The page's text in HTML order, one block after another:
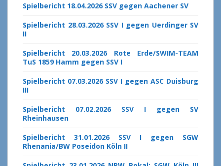
Spielbericht 18.04.2026 SSV gegen Aachener SV
Spielbericht 28.03.2026 SSV I gegen Uerdinger SV
II
Spielbericht 20.03.2026 Rote Erde/SWIM-TEAM
TuS 1859 Hamm gegen SSV I
Spielbericht 07.03.2026 SSV I gegen ASC Duisburg
III
Spielbericht 07.02.2026 SSV I gegen SV
Rheinhausen
Spielbericht 31.01.2026 SSV I gegen SGW
Rhenania/BW Poseidon Köln II